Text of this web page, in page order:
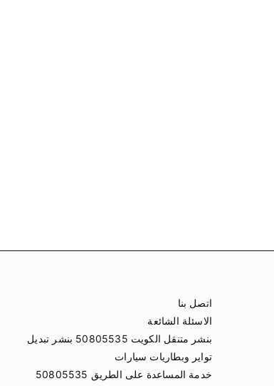
اتصل بنا
الاسئلة الشائعة
بنشر متنقل الكويت 50805535 بنشر تبديل
تواير وبطاريات سيارات
خدمة المساعدة على الطريق 50805535